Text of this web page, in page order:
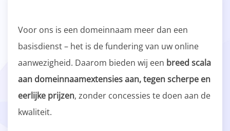
Voor ons is een domeinnaam meer dan een
basisdienst – het is de fundering van uw online
aanwezigheid. Daarom bieden wij een breed scala
aan domeinnaamextensies aan, tegen scherpe en
eerlijke prijzen, zonder concessies te doen aan de
kwaliteit.